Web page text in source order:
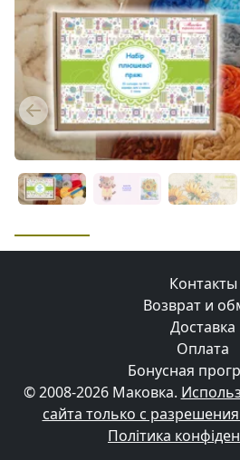
Previous
Контакты
Возврат и
Доставка
Оплата
Бонусная
© 2008-2026 Маковка.
сайта только с
Політика